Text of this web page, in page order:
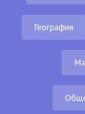
География